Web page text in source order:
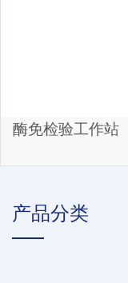
酶免检验工作站
产品分类